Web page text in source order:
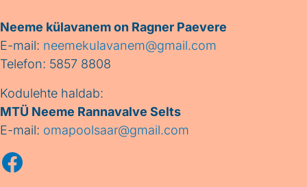
Neeme külavanem on Ragner Paevere
E-mail: neemekulavanem@gmail.com
Telefon: 5857 8808
Kodulehte haldab:
MTÜ Neeme Rannavalve Selts
E-mail: omapoolsaar@gmail.com
Facebook